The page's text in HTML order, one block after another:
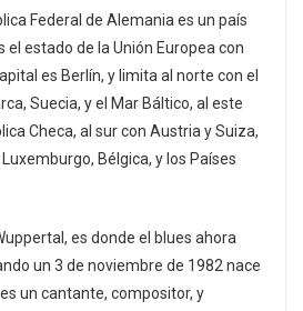
Federal de Alemania es un país
el estado de la Unión Europea con
es Berlín, y limita al norte con el
Suecia, y el Mar Báltico, al este
Checa, al sur con Austria y Suiza,
Bélgica, y los Países
es donde el blues ahora
un 3 de noviembre de 1982 nace
es un cantante, compositor, y